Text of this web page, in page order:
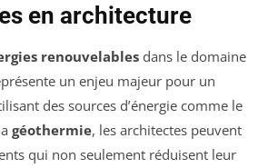
en architecture
renouvelables dans le domaine
un enjeu majeur pour un
des sources d’énergie comme le
géothermie, les architectes peuvent
qui non seulement réduisent leur